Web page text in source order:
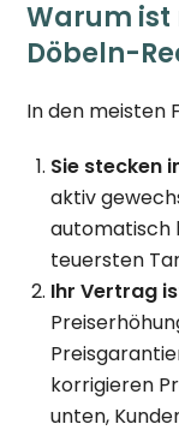
Warum ist
Döbeln-
In den meisten
Sie stecken
aktiv
automatisch
teuersten
Ihr Vertrag
korrigieren
unten,